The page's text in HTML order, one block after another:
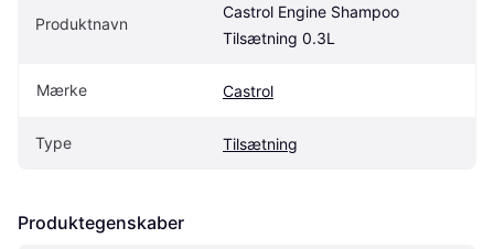
Produktnavn
Castrol Engine Shampoo
Tilsætning 0.3L
Mærke Castrol
Type Tilsætning
Produktegenskaber